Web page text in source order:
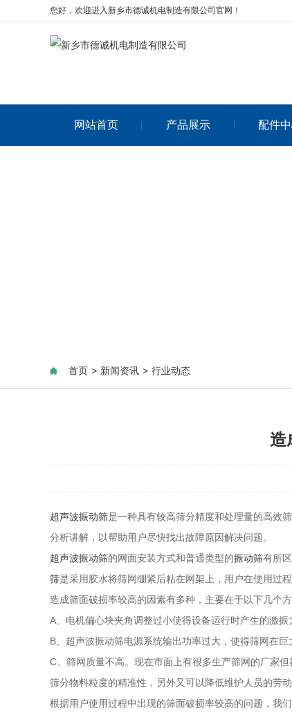
您好，欢迎进入新乡市德诚机电制造有限公司官网！
网站首页 产品展示 配件
首页 > 新闻资讯 > 行业动态
造
超声波振动筛是一种具有较高筛分精度和处理量的高效
分析讲解，以帮助用户尽快找出故障原因解决问题。
超声波振动筛的网面安装方式和普通类型的振动筛有所
筛是采用胶水将筛网绷紧后粘在网架上，用户在使用过
造成筛面破损率较高的因素有多种，主要在于以下几个方
A、电机偏心块夹角调整过小使得设备运行时产生的激
B、超声波振动筛电源系统输出功率过大，使得筛网在巨
C、筛网质量不高。现在市面上有很多生产筛网的厂家
筛分物料粒度的精准性，另外又可以降低维护人员的劳
根据用户使用过程中出现的筛面破损率较高的问题，我